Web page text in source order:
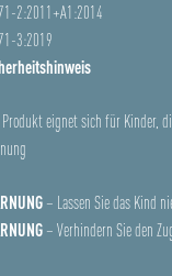
2:2011+A1:2014
3:2019
Produkt eignet sich für Kinder,
– Lassen Sie das Kind
– Verhindern Sie den